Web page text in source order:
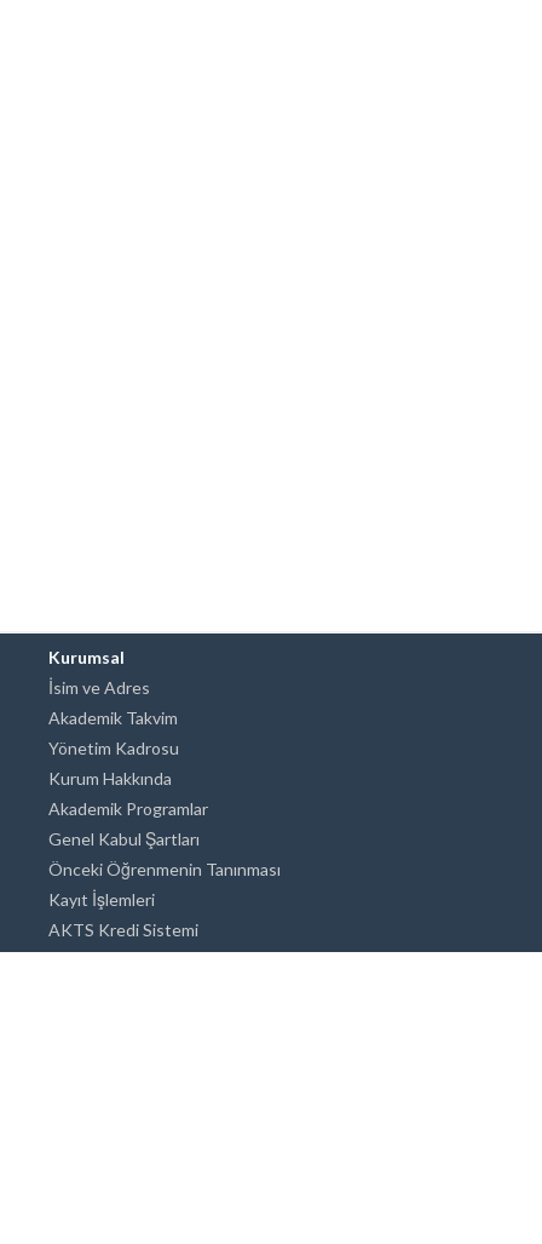
Kurumsal
İsim ve Adres
Akademik Takvim
Yönetim Kadrosu
Kurum Hakkında
Akademik Programlar
Genel Kabul Şartları
Önceki Öğrenmenin Tanınması
Kayıt İşlemleri
AKTS Kredi Sistemi